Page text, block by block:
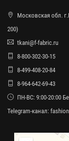
Московская обл.
200)
tkani@f-fabric.ru
8-800-302-30-15
8-499-408-20-84
8-964-642-69-43
ПН-ВС: 9:00-20:00
Telegram-канал: